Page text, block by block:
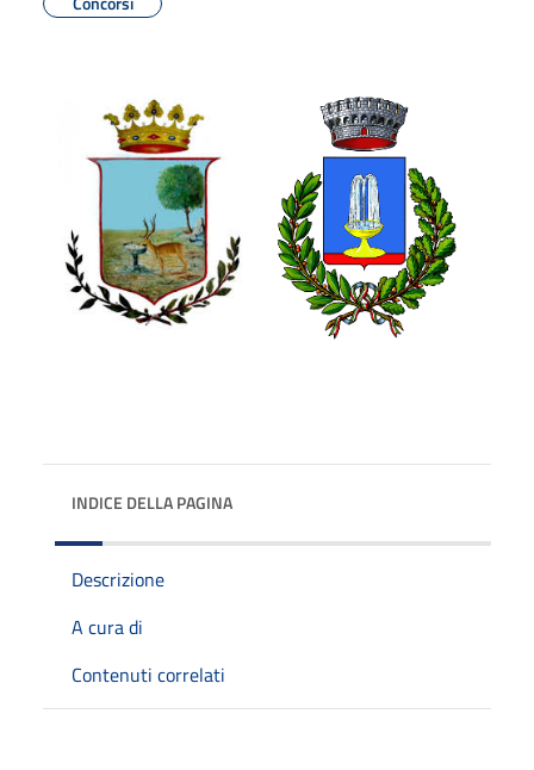
INDICE DELLA PAGINA
Descrizione
A cura di
Contenuti correlati